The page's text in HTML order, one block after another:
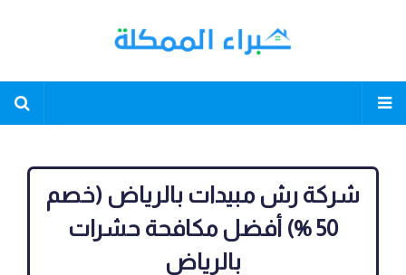
شركة رش مبيدات بالرياض (خصم
50 %) أفضل مكافحة حشرات
بالرياض